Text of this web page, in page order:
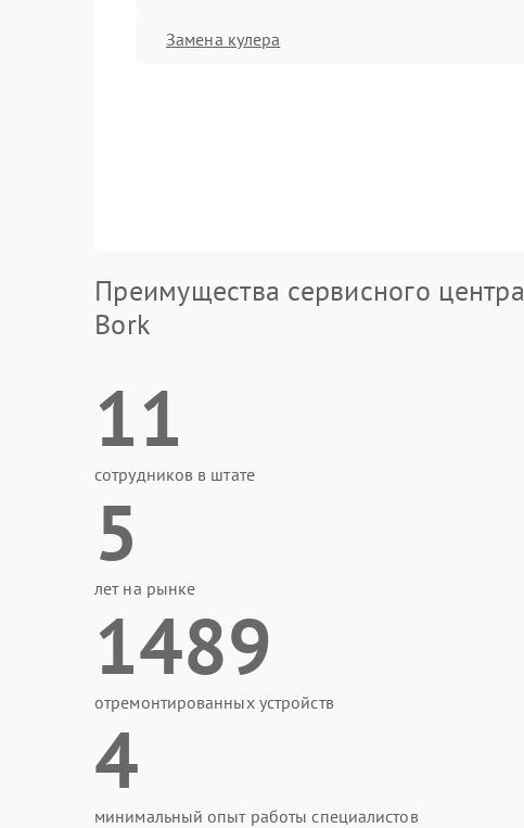
Замена кулера
Преимущества сервисного центра
Bork
11
сотрудников в штате
5
лет на рынке
1489
отремонтированных устройств
4
минимальный опыт работы специалистов